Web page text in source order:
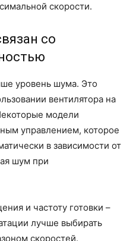
скорости.
со
уровень шума. Это
вентилятора на
модели
управлением, которое
в зависимости от
шум при
и частоту готовки –
лучше выбирать
скоростей.